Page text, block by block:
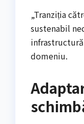
„Tranziția
sustenabil
domeniu.